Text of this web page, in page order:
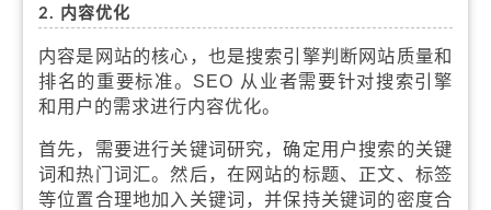
2. 内容优化
内容是网站的核心，也是搜索引擎判断网站质量和
排名的重要标准。SEO 从业者需要针对搜索引擎
和用户的需求进行内容优化。
首先，需要进行关键词研究，确定用户搜索的关键
词和热门词汇。然后，在网站的标题、正文、标签
等位置合理地加入关键词，并保持关键词的密度合